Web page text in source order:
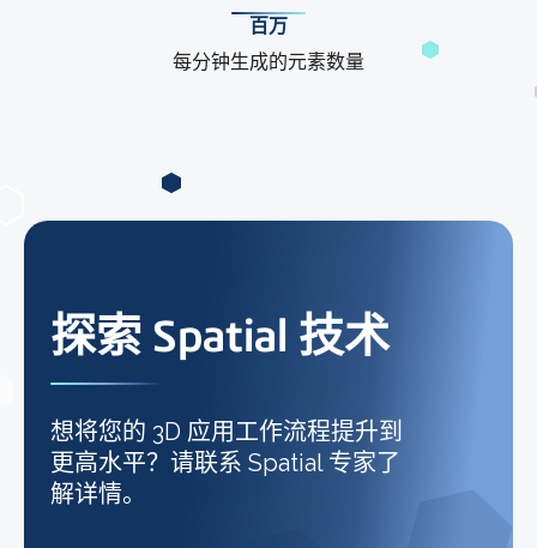
百万
每分钟生成的元素数量
探索 Spatial 技术
想将您的 3D 应用工作流程提升到
更高水平？请联系 Spatial 专家了
解详情。